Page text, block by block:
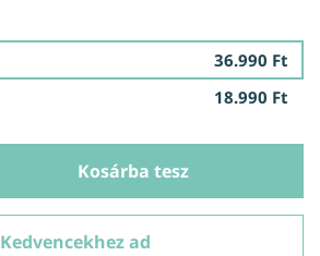
36.990 Ft
18.990 Ft
Kosárba tesz
Kedvencekhez ad